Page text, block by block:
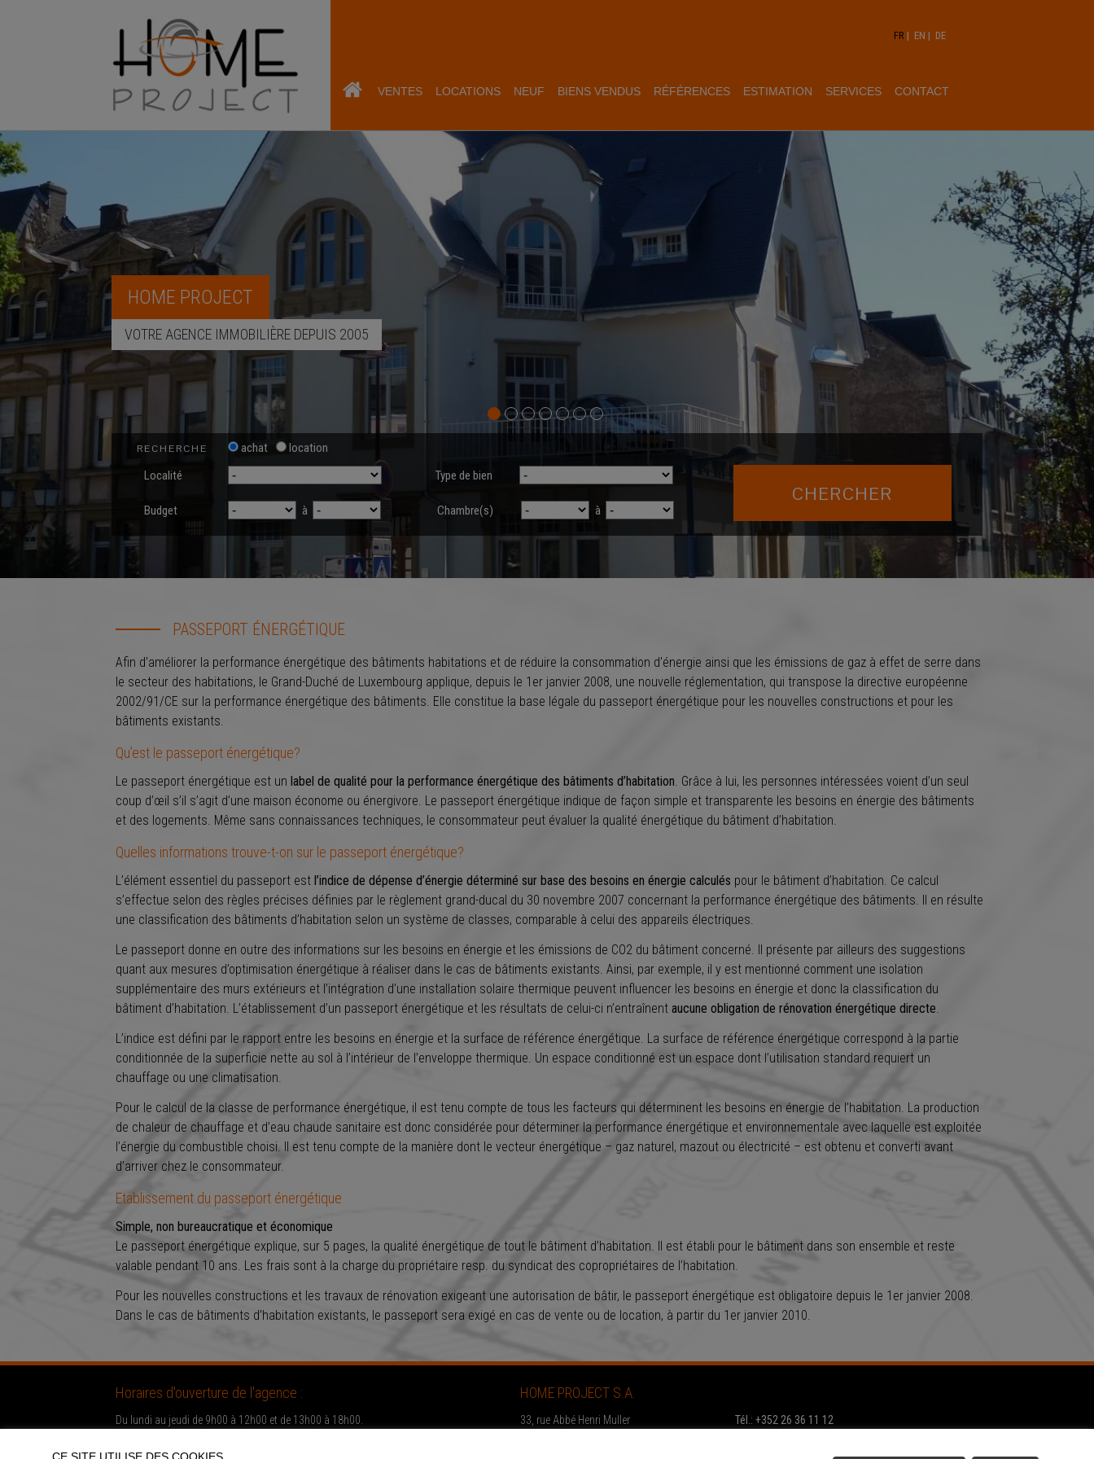
FR | EN | DE
VENTES LOCATIONS NEUF BIENS VENDUS RÉFÉRENCES ESTIMATION SERVICES CONTACT
HOME PROJECT
VOTRE AGENCE IMMOBILIÈRE DEPUIS 2005
RECHERCHE achat
location
Localité
Type de bien
Budget à Chambre(s) à
PASSEPORT ÉNERGÉTIQUE
Afin d’améliorer la performance énergétique des bâtiments habitations et de réduire la consommation d’énergie ainsi que les émissions de gaz à effet de serre dans
le secteur des habitations, le Grand-Duché de Luxembourg applique, depuis le 1er janvier 2008, une nouvelle réglementation, qui transpose la directive européenne
2002/91/CE sur la performance énergétique des bâtiments. Elle constitue la base légale du passeport énergétique pour les nouvelles constructions et pour les
bâtiments existants.
Qu’est le passeport énergétique?
Le passeport énergétique est un label de qualité pour la performance énergétique des bâtiments d’habitation. Grâce à lui, les personnes intéressées voient d’un seul
coup d’œil s’il s’agit d’une maison économe ou énergivore. Le passeport énergétique indique de façon simple et transparente les besoins en énergie des bâtiments
et des logements. Même sans connaissances techniques, le consommateur peut évaluer la qualité énergétique du bâtiment d’habitation.
Quelles informations trouve-t-on sur le passeport énergétique?
L’élément essentiel du passeport est l’indice de dépense d’énergie déterminé sur base des besoins en énergie calculés pour le bâtiment d’habitation. Ce calcul
s’effectue selon des règles précises définies par le règlement grand-ducal du 30 novembre 2007 concernant la performance énergétique des bâtiments. Il en résulte
une classification des bâtiments d’habitation selon un système de classes, comparable à celui des appareils électriques.
Le passeport donne en outre des informations sur les besoins en énergie et les émissions de CO2 du bâtiment concerné. Il présente par ailleurs des suggestions
quant aux mesures d’optimisation énergétique à réaliser dans le cas de bâtiments existants. Ainsi, par exemple, il y est mentionné comment une isolation
supplémentaire des murs extérieurs et l’intégration d’une installation solaire thermique peuvent influencer les besoins en énergie et donc la classification du
bâtiment d’habitation. L’établissement d’un passeport énergétique et les résultats de celui-ci n’entraînent aucune obligation de rénovation énergétique directe.
L’indice est défini par le rapport entre les besoins en énergie et la surface de référence énergétique. La surface de référence énergétique correspond à la partie
conditionnée de la superficie nette au sol à l’intérieur de l’enveloppe thermique. Un espace conditionné est un espace dont l’utilisation standard requiert un
chauffage ou une climatisation.
Pour le calcul de la classe de performance énergétique, il est tenu compte de tous les facteurs qui déterminent les besoins en énergie de l’habitation. La production
de chaleur de chauffage et d’eau chaude sanitaire est donc considérée pour déterminer la performance énergétique et environnementale avec laquelle est exploitée
l’énergie du combustible choisi. Il est tenu compte de la manière dont le vecteur énergétique – gaz naturel, mazout ou électricité – est obtenu et converti avant
d’arriver chez le consommateur.
Etablissement du passeport énergétique
Simple, non bureaucratique et économique
Le passeport énergétique explique, sur 5 pages, la qualité énergétique de tout le bâtiment d’habitation. Il est établi pour le bâtiment dans son ensemble et reste
valable pendant 10 ans. Les frais sont à la charge du propriétaire resp. du syndicat des copropriétaires de l’habitation.
Pour les nouvelles constructions et les travaux de rénovation exigeant une autorisation de bâtir, le passeport énergétique est obligatoire depuis le 1er janvier 2008.
Dans le cas de bâtiments d’habitation existants, le passeport sera exigé en cas de vente ou de location, à partir du 1er janvier 2010.
Horaires d'ouverture de l'agence :
Du lundi au jeudi de 9h00 à 12h00 et de 13h00 à 18h00.
Les samedis sur rendez-vous.
HOME PROJECT S.A.
33, rue Abbé Henri Muller
Tél.: +352 26 36 11 12